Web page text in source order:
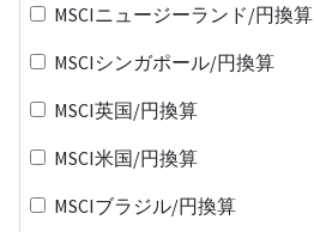
MSCIニュージーランド/円換算
MSCIシンガポール/円換算
MSCI英国/円換算
MSCI米国/円換算
MSCIブラジル/円換算